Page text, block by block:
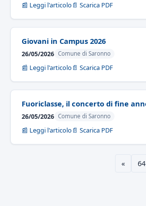
📰 Leggi l'articolo 📄 Scarica PDF
Giovani in Campus 2026
26/05/2026 Comune di Saronno
📰 Leggi l'articolo 📄 Scarica PDF
Fuoriclasse, il concerto di fine
26/05/2026 Comune di Saronno
📰 Leggi l'articolo 📄 Scarica PDF
« 64